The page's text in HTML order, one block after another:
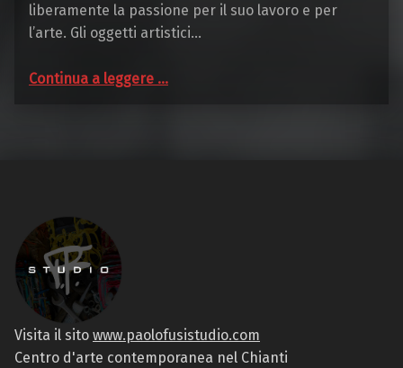
liberamente la passione per il suo lavoro e per
l’arte. Gli oggetti artistici…
Continua a leggere …
Visita il sito www.paolofusistudio.com
Centro d'arte contemporanea nel Chianti